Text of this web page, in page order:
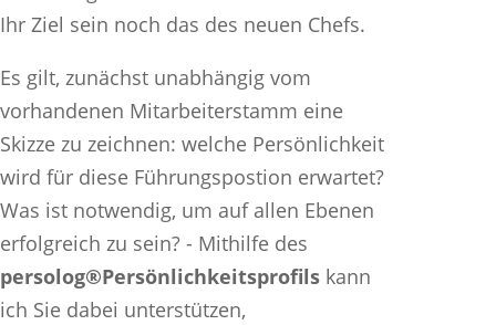
Ihr Ziel sein noch das des neuen Chefs.
Es gilt, zunächst unabhängig vom
vorhandenen Mitarbeiterstamm eine
Skizze zu zeichnen: welche Persönlichkeit
wird für diese Führungspostion erwartet?
Was ist notwendig, um auf allen Ebenen
erfolgreich zu sein? - Mithilfe des
persolog®Persönlichkeitsprofils kann
ich Sie dabei unterstützen,